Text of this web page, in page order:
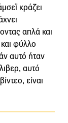
κράζει
απλά και
φύλλο
αυτό ήταν
αυτό
είναι